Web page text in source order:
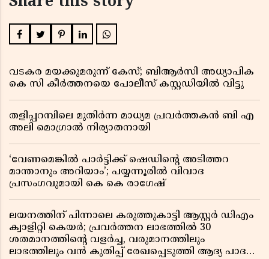
വടകര മയക്കുമരുന്ന് കേസ്; ബിആർസി അധ്യാപിക
കെ സി കീർത്തനയെ പോലീസ് കസ്റ്റഡിയിൽ വിട്ടു
തളിപ്പറമ്പിലെ മുതിർന്ന മാധ്യമ പ്രവർത്തകൻ ബി എ
അലി മൊഗ്രാൽ നിര്യാതനായി
‘വേണമെങ്കിൽ പാർട്ടിക്ക് ഷെഡിൻ്റെ അടിത്തറ
മാന്താനും അറിയാം’; പയ്യന്നൂരിൽ വിവാദ
പ്രസംഗവുമായി കെ കെ രാഗേഷ്
ലയനത്തിന് പിന്നാലെ കരുത്തുകാട്ടി ആസ്റ്റർ ഡിഎം
ക്വാളിറ്റി കെയർ; പ്രവർത്തന ലാഭത്തിൽ 30
ശതമാനത്തിൻ്റെ വളർച്ച, വരുമാനത്തിലും
ലാഭത്തിലും വൻ കുതിപ്പ് രേഖപ്പെടുത്തി ആദ്യ പാദ